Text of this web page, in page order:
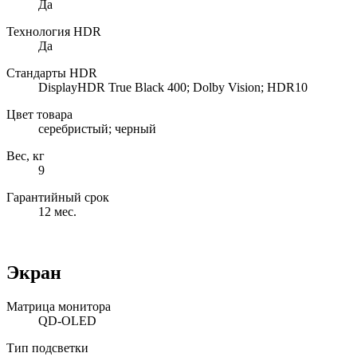
Да
Технология HDR
Да
Cтандарты HDR
DisplayHDR True Black 400; Dolby Vision; HDR10
Цвет товара
серебристый; черный
Вес, кг
9
Гарантийный срок
12 мес.
Экран
Матрица монитора
QD-OLED
Тип подсветки